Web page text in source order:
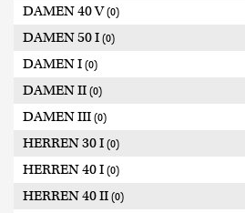
DAMEN 40 V(0)
DAMEN 50 I (0)
DAMEN I (0)
DAMEN II (0)
DAMEN III (0)
HERREN 30 I (0)
HERREN 40 I (0)
HERREN 40 II (0)